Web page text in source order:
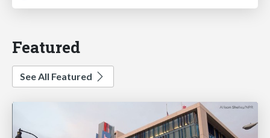
Featured
See All Featured